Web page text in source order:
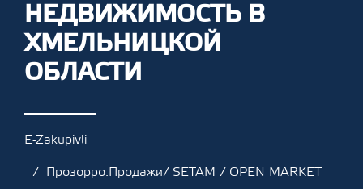
НЕДВИЖИМОСТЬ В
ХМЕЛЬНИЦКОЙ
ОБЛАСТИ
E-Zakupivli
Прозорро.Продажи/ SETAM / OPEN MARKET